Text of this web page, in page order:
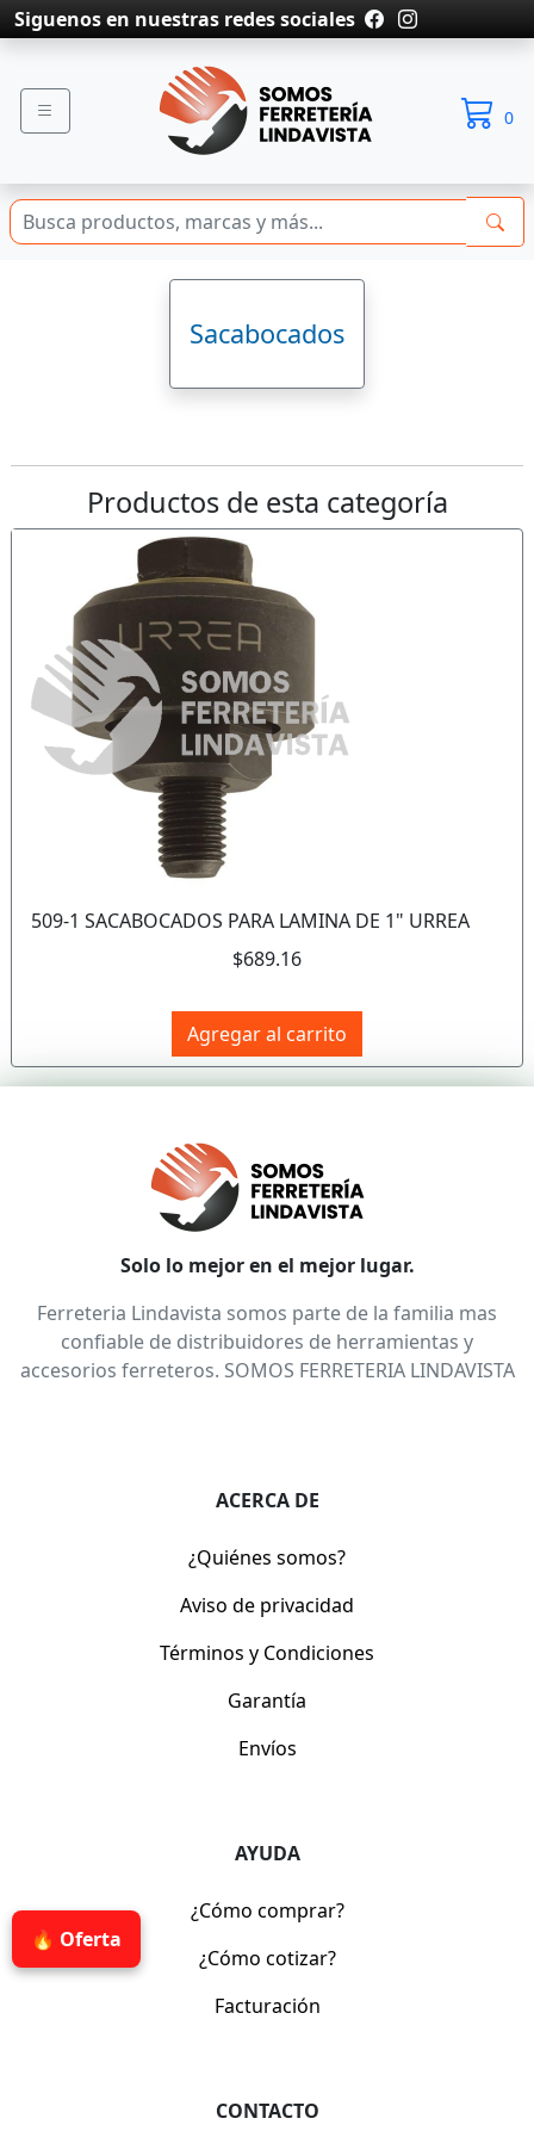
🔥 Oferta
Siguenos en nuestras redes sociales
0
Sacabocados
Productos de esta categoría
509-1 SACABOCADOS PARA LAMINA DE 1" URREA
$689.16
Agregar al carrito
Solo lo mejor en el mejor lugar.
Ferreteria Lindavista somos parte de la familia mas
confiable de distribuidores de herramientas y
accesorios ferreteros. SOMOS FERRETERIA LINDAVISTA
ACERCA DE
¿Quiénes somos?
Aviso de privacidad
Términos y Condiciones
Garantía
Envíos
AYUDA
¿Cómo comprar?
¿Cómo cotizar?
Facturación
CONTACTO